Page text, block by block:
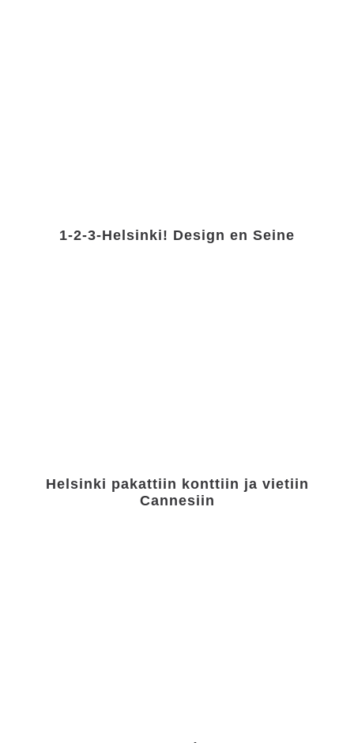
1-2-3-Helsinki! Design en Seine
Helsinki pakattiin konttiin ja vietiin
Cannesiin